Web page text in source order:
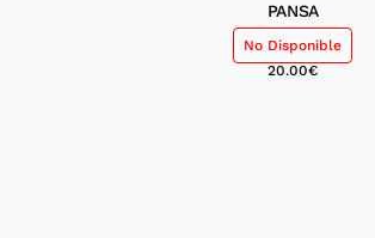
PANSA
No Disponible
20.00€